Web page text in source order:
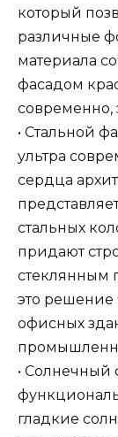
который
различные
материала
фасадом
современно,
• Стальной
ультра
сердца
стальных
придают
стеклянным
это решение
офисных
• Солнечный
гладкие